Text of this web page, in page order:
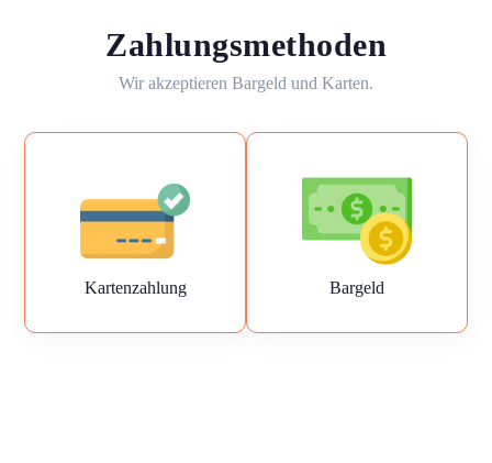
Zahlungsmethoden
Wir akzeptieren Bargeld und Karten.
Kartenzahlung Bargeld